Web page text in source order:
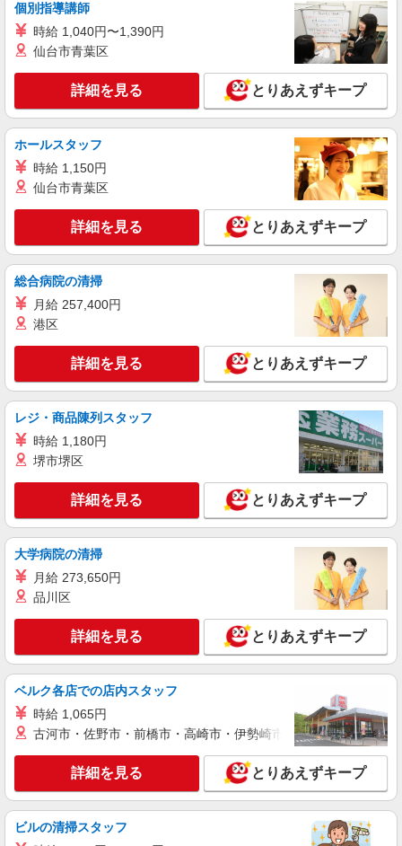
月給303000円 ★交通費規定に基づき交通費支
給
東京都江戸川区（東京メトロ東西線西葛西駅）
キープ 詳細を見る
派遣社員
株式会社グランド カスタマーサービス
家電サポートの問い合わせ対応
8H×20日+残業10H） ＊インセンティブ制度あり
（頑張りをしっかり評価！） ＊交通費規定内支給
あり
東京都江戸川区南葛西3丁目 ＊変更の範囲：入
社時より変動なし
キープ 詳細を見る
戦力エージェント株式会社
時給：1,500円 ※別途交通費支給あり 月収
例） 実働7.5時間×時給1500円×21日勤務(残業無の
キープ 詳細を見る
アルバイト 契約社員
パーソルビジネスプロセスデザイン株式会社
キープ 詳細を見る
アルバイト 契約社員
パーソルビジネスプロセスデザイン株式会社
他オフィスワーク
東京都江戸川区
キープ 詳細を見る
個別指導講師
時給 1,040円〜1,390円
仙台市青葉区
詳細を見る とりあえずキープ
ホールスタッフ
時給 1,150円
仙台市青葉区
詳細を見る とりあえずキープ
総合病院の清掃
月給 257,400円
港区
詳細を見る とりあえずキープ
レジ・商品陳列スタッフ
時給 1,180円
堺市堺区
詳細を見る とりあえずキープ
大学病院の清掃
月給 273,650円
品川区
詳細を見る とりあえずキープ
ベルク各店での店内スタッフ
時給 1,065円
古河市・佐野市・前橋市・高崎市・伊勢崎市・太田市・館林市
詳細を見る とりあえずキープ
ビルの清掃スタッフ